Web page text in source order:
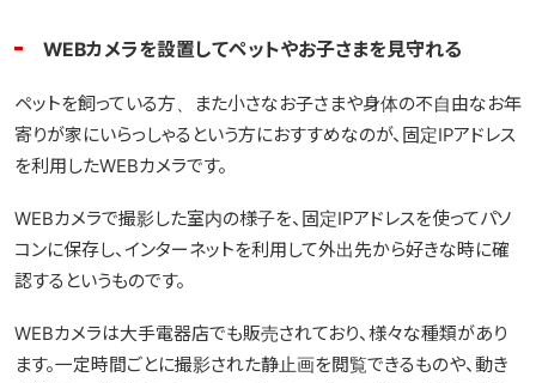
WEBカメラを設置してペットやお子さまを見守れる
ペットを飼っている方、また小さなお子さまや身体の不自由なお年
寄りが家にいらっしゃるという方におすすめなのが、固定IPアドレス
を利用したWEBカメラです。
WEBカメラで撮影した室内の様子を、固定IPアドレスを使ってパソ
コンに保存し、インターネットを利用して外出先から好きな時に確
認するというものです。
WEBカメラは大手電器店でも販売されており、様々な種類があり
ます。一定時間ごとに撮影された静止画を閲覧できるものや、動き